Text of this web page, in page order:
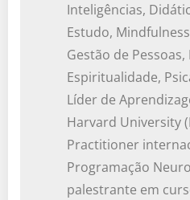
Inteligências,
Estudo,
Gestão de
Espiritualidade,
Líder de
Harvard University
Practitioner
Programação
palestrante em